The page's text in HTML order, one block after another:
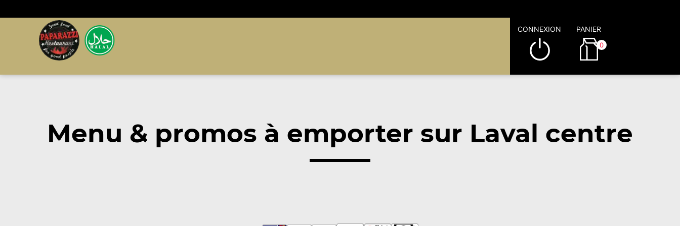
CONNEXION PANIER
0
Menu & promos à emporter sur Laval centre